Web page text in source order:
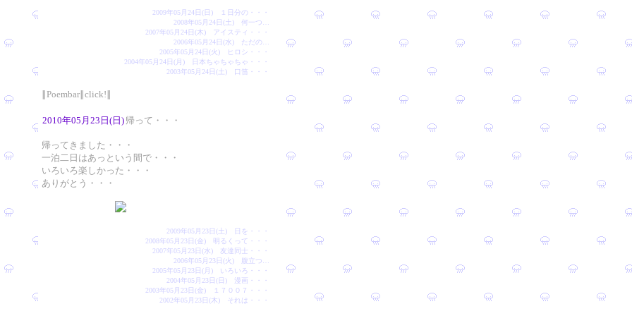
2009年05月24日(日) １日分の・・・
2008年05月24日(土) 何一つ…
2007年05月24日(木) アイスティ・・・
2006年05月24日(水) ただの…
2005年05月24日(火) ヒロシ・・・
2004年05月24日(月) 日本ちゃちゃちゃ・・・
2003年05月24日(土) 口笛・・・
∥Poembar∥click!∥
2010年05月23日(日) 帰って・・・
帰ってきました・・・
一泊二日はあっという間で・・・
いろいろ楽しかった・・・
ありがとう・・・
2009年05月23日(土) 日を・・・
2008年05月23日(金) 明るくって・・・
2007年05月23日(水) 友達同士・・・
2006年05月23日(火) 腹立つ…
2005年05月23日(月) いろいろ・・・
2004年05月23日(日) 漫画・・・
2003年05月23日(金) １７００７・・・
2002年05月23日(木) それは・・・